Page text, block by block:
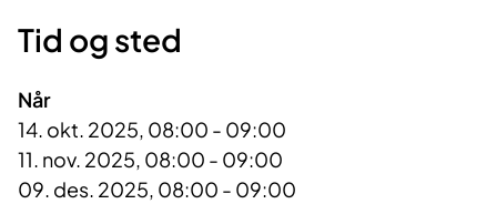
Tid og sted
Når
14. okt. 2025, 08:00 - 09:00
11. nov. 2025, 08:00 - 09:00
09. des. 2025, 08:00 - 09:00